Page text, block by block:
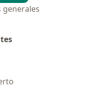
generales